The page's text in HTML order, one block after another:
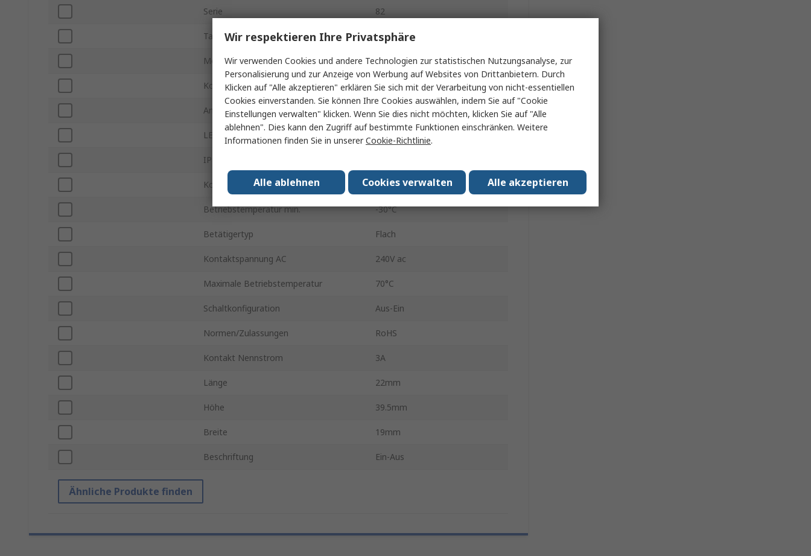
Serie 82
Tafelausschnitt Größe 19 mm
Montageart Panel
Kontakt Konfiguration 1-poliger Umschalter
Anschlusstyp Schraube
LED Farbe Blau
IP-Schutzart
Kontaktspannung DC 240V dc
Betriebstemperatur min. -30°C
Betätigertyp Flach
Kontaktspannung AC 240V ac
Maximale Betriebstemperatur 70°C
Schaltkonfiguration Aus-Ein
Normen/Zulassungen RoHS
Kontakt Nennstrom 3A
Länge 22mm
Höhe 39.5mm
Breite 19mm
Beschriftung Ein-Aus
Ähnliche Produkte finden
Wir respektieren Ihre Privatsphäre
Wir verwenden Cookies und andere Technologien zur statistischen Nutzungsanalyse, zur
Personalisierung und zur Anzeige von Werbung auf Websites von Drittanbietern. Durch
Klicken auf "Alle akzeptieren" erklären Sie sich mit der Verarbeitung von nicht-essentiellen
Cookies einverstanden. Sie können Ihre Cookies auswählen, indem Sie auf "Cookie
Einstellungen verwalten" klicken. Wenn Sie dies nicht möchten, klicken Sie auf "Alle
ablehnen". Dies kann den Zugriff auf bestimmte Funktionen einschränken. Weitere
Informationen finden Sie in unsererCookie-Richtlinie.
Alle akzeptieren
Cookies verwalten
Alle ablehnen